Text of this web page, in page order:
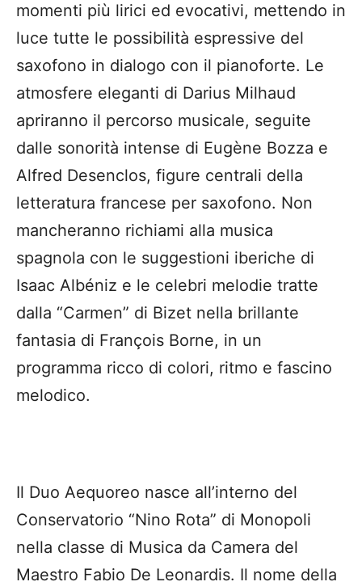
momenti più lirici ed evocativi, mettendo in
luce tutte le possibilità espressive del
saxofono in dialogo con il pianoforte. Le
atmosfere eleganti di Darius Milhaud
apriranno il percorso musicale, seguite
dalle sonorità intense di Eugène Bozza e
Alfred Desenclos, figure centrali della
letteratura francese per saxofono. Non
mancheranno richiami alla musica
spagnola con le suggestioni iberiche di
Isaac Albéniz e le celebri melodie tratte
dalla “Carmen” di Bizet nella brillante
fantasia di François Borne, in un
programma ricco di colori, ritmo e fascino
melodico.
Il Duo Aequoreo nasce all’interno del
Conservatorio “Nino Rota” di Monopoli
nella classe di Musica da Camera del
Maestro Fabio De Leonardis. Il nome della